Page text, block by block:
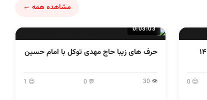
مشاهده همه ←
😊 0
0:03:03
حرف های زیبا حاج مهدی توکل با امام حسین
👁 30
💬 0
😊 1